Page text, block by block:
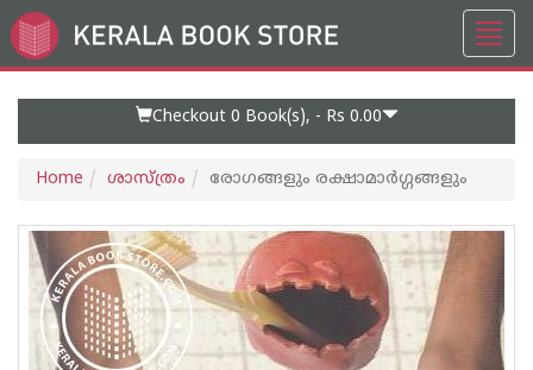
Go
to
Checkout 0 Book(s), - Rs 0.00
Home ശാസ്ത്രം രോഗങ്ങളും രക്ഷാമാര്‍ഗ്ഗങ്ങളും